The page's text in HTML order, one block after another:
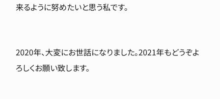
来るように努めたいと思う私です。
2020年、大変にお世話になりました。2021年もどうぞよ
ろしくお願い致します。